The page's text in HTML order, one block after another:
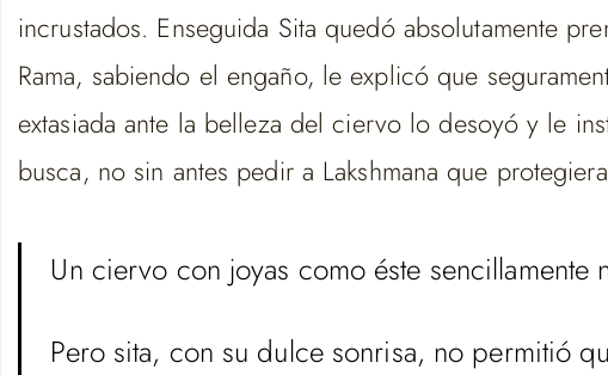
incrustados. Enseguida Sita quedó absolutamente
Rama, sabiendo el engaño, le explicó que
extasiada ante la belleza del ciervo lo desoyó y le
busca, no sin antes pedir a Lakshmana que
Un ciervo con joyas como éste
Pero sita, con su dulce sonrisa, no permitió